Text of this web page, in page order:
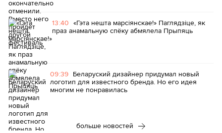
13:40 «Гэта нешта марсіянскае!» Паглядзіце, як
праз анамальную спёку абмялела Прыпяць
09:39 Беларуский дизайнер придумал новый
логотип для известного бренда. Но его идея
многим не понравилась
больше новостей